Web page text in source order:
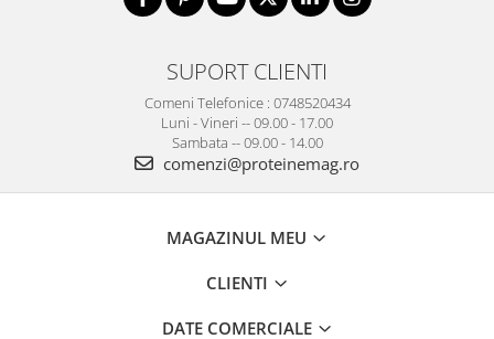
SUPORT CLIENTI
Comeni Telefonice : 0748520434
Luni - Vineri -- 09.00 - 17.00
Sambata -- 09.00 - 14.00
comenzi@proteinemag.ro
MAGAZINUL MEU
CLIENTI
DATE COMERCIALE